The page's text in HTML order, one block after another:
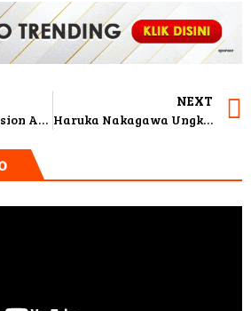
Indonesian Television Awards Kembali Hadir, Ada 14 Kategori Penghargaan Yang Akan Diberikan
NEXT
Haruka Nakagawa Ungkap Alasan Belum Mau Pacaran Dengan Orang Indonesia